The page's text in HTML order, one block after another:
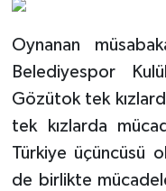
Oynanan
Belediyespor
Gözütok tek
tek kızlarda
Türkiye üçüncüsü
de birlikte